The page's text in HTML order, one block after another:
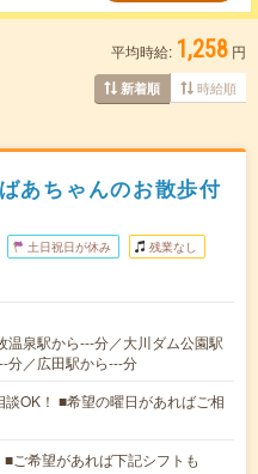
平均時給: 1,258 円
新着順 時給順
あちゃんのお散歩付
土日祝日が休み 残業なし
温泉駅から---分／大川ダム公園駅
分／広田駅から---分
OK！ ■希望の曜日があればご相
ご希望があれば下記シフトも